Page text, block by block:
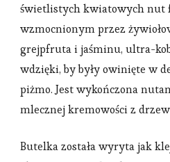
świetlistych kwiatowych nut
wzmocnionym przez
grejpfruta i jaśminu, ultra-
wdzięki, by były owinięte w
piżmo. Jest wykończona
mlecznej kremowości z
Butelka została wyryta jak